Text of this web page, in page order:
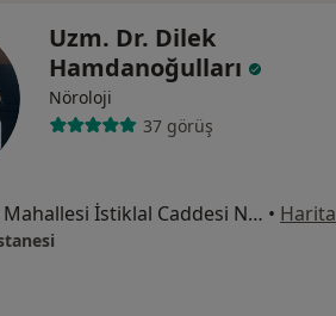
Uzm. Dr. Dilek
Hamdanoğulları
Nöroloji
37 görüş
Turgut Reis Mahallesi İstiklal Caddesi No:196 - 198, Mersin • Harita